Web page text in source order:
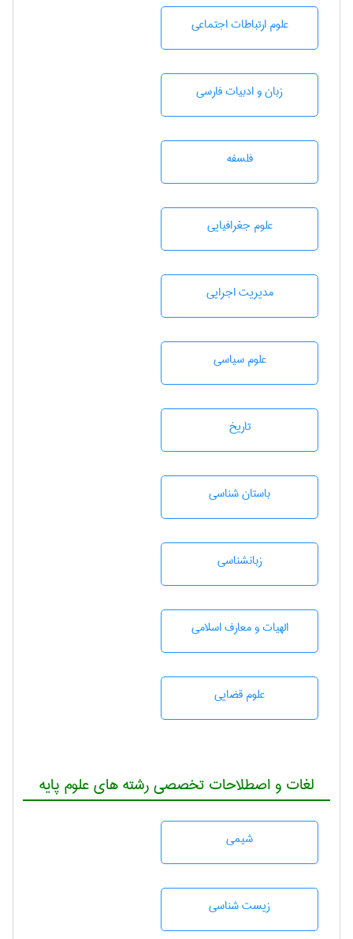
علوم ارتباطات اجتماعی
زبان و ادبيات فارسی
فلسفه
علوم جغرافيايی
مديريت اجرايی
علوم سياسی
تاريخ
باستان شناسی
زبانشناسی
الهیات و معارف اسلامی
علوم قضایی
لغات و اصطلاحات تخصصی رشته های علوم پایه
شيمی
زيست شناسی